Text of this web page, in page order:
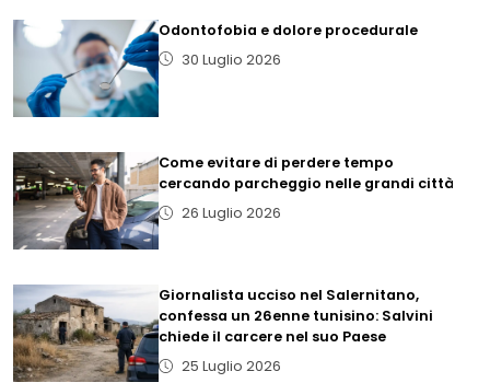
Odontofobia e dolore procedurale
30 Luglio 2026
Come evitare di perdere tempo
cercando parcheggio nelle grandi città
26 Luglio 2026
Giornalista ucciso nel Salernitano,
confessa un 26enne tunisino: Salvini
chiede il carcere nel suo Paese
25 Luglio 2026